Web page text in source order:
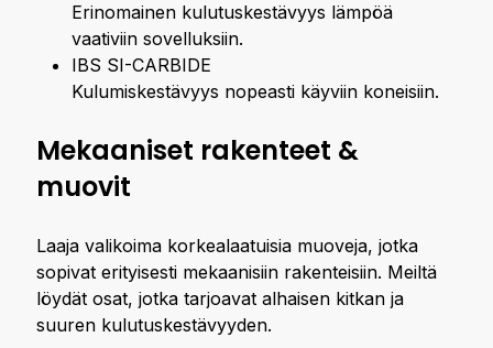
Erinomainen kulutuskestävyys lämpöä
vaativiin sovelluksiin.
IBS SI-CARBIDE
Kulumiskestävyys nopeasti käyviin koneisiin.
Mekaaniset rakenteet &
muovit
Laaja valikoima korkealaatuisia muoveja, jotka
sopivat erityisesti mekaanisiin rakenteisiin. Meiltä
löydät osat, jotka tarjoavat alhaisen kitkan ja
suuren kulutuskestävyyden.